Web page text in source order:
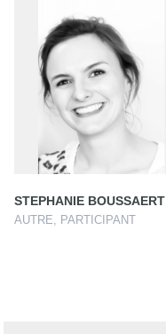
STEPHANIE BOUSSAERT
AUTRE, PARTICIPANT